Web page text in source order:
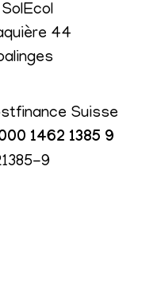
44
Suisse
1462 1385 9
9